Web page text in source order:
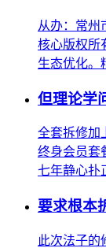
从办：常州
核心版权所
生态优化。
但理论学
全套拆修加
终身会员套
七年静心扑
要求根本
此次法子的